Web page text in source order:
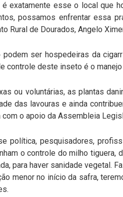
exatamente esse o local que
possamos enfrentar essa
Rural de Dourados, Angelo
ser hospedeiras da
controle deste inseto é o
ou voluntárias, as plantas
das lavouras e ainda
o apoio da Assembleia
política, pesquisadores,
o controle do milho tiguera,
para haver sanidade vegetal.
menor no início da safra,